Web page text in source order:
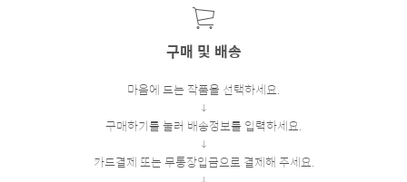
구매 및 배송
마음에 드는 작품을 선택하세요.
구매하기를 눌러 배송정보를 입력하세요.
카드결제 또는 무통장입금으로 결제해 주세요.